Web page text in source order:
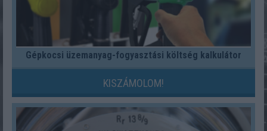
Gépkocsi üzemanyag-fogyasztási költség kalkulátor
KISZÁMOLOM!